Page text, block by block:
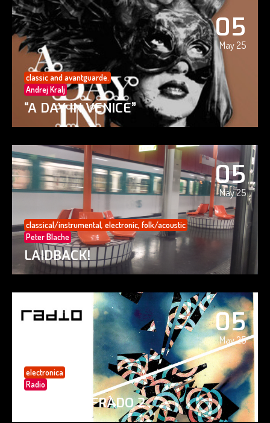
05
May 25
classic and avantguarde.
Andrej Kralj
“A DAY IN VENICE”
05
May 25
classical/instrumental, electronic, folk/acoustic
Peter Blache
LAIDBACK!
05
May 25
electronica
Radio
PAISAJE CIFRADO 2